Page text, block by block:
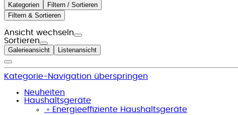
Kategorien
Filtern / Sortieren
Filtern & Sortieren
Ansicht wechseln
Sortieren
Galerieansicht Listenansicht
Kategorie-Navigation überspringen
Neuheiten
Haushaltsgeräte
﹢ Energieeffiziente Haushaltsgeräte